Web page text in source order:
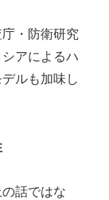
・防衛研究
アによるハ
ルも加味し
話ではな